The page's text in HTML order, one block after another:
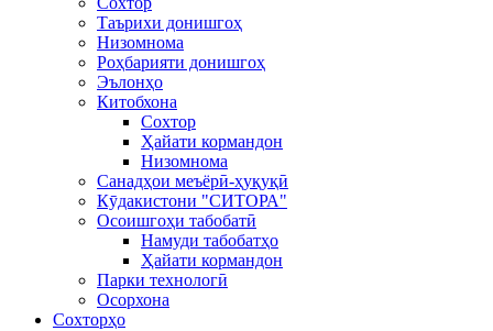
Таърихи донишгоҳ
Низомнома
Роҳбарияти донишгоҳ
Эълонҳо
Китобхона
Сохтор
Ҳайати кормандон
Низомнома
Санадҳои меъёрӣ-ҳуқуқӣ
Кӯдакистони "СИТОРА"
Осоишгоҳи табобатӣ
Намуди табобатҳо
Ҳайати кормандон
Парки технологӣ
Осорхона
Сохторҳо